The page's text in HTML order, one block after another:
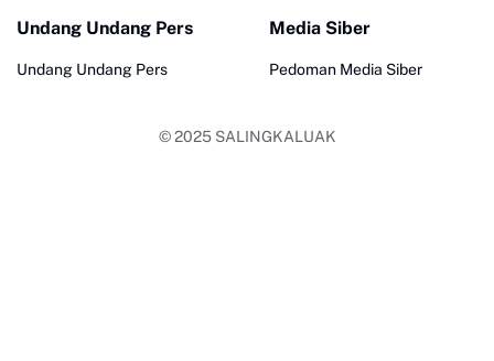
Undang Undang Pers
Undang Undang Pers
Media Siber
Pedoman Media Siber
© 2025 SALINGKALUAK